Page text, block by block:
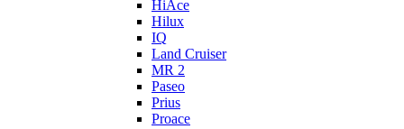
HiAce
Hilux
IQ
Land Cruiser
MR 2
Paseo
Prius
Proace